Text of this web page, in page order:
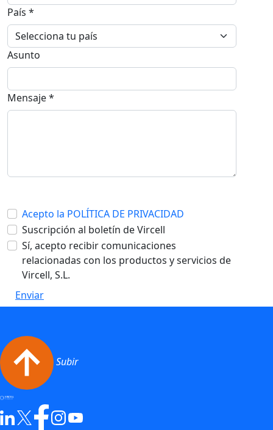
País *
Asunto
Mensaje *
Acepto la POLÍTICA DE PRIVACIDAD
Suscripción al boletín de Vircell
Sí, acepto recibir comunicaciones
relacionadas con los productos y servicios de
Vircell, S.L.
Enviar
Subir